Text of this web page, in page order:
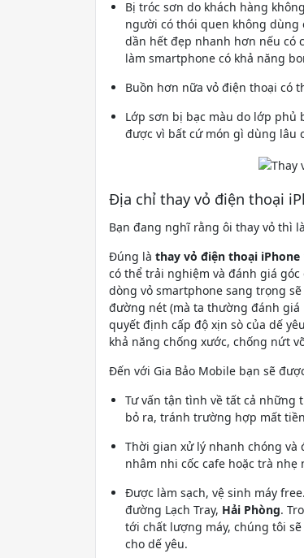
Bị tróc sơn do khách hàng
người có thói quen không dùng
dần hết đẹp nhanh hơn nếu có
làm smartphone có khả năng
Buồn hơn nữa vỏ điện thoại có
Lớp sơn bị bạc màu do lớp
được vì bất cứ món gì dùng lâu
Địa chỉ thay vỏ điện thoại
Bạn đang nghĩ rằng ôi thay vỏ thì
Đúng là thay vỏ điện thoại iPhone
có thể trải nghiệm và đánh giá
dòng vỏ smartphone sang trọng
đường nét (mà ta thường đánh giá
quyết định cấp độ xịn sò của dế
khả năng chống xước, chống nứt
Đến với Gia Bảo Mobile bạn sẽ
Tư vấn tận tình về tất cả những
bỏ ra, tránh trường hợp mất
Thời gian xử lý nhanh chóng và
nhâm nhi cốc cafe hoặc trà
Được làm sạch, vệ sinh máy
đường Lạch Tray, Hải Phòng.
tới chất lượng máy, chúng tôi
cho dế yêu.